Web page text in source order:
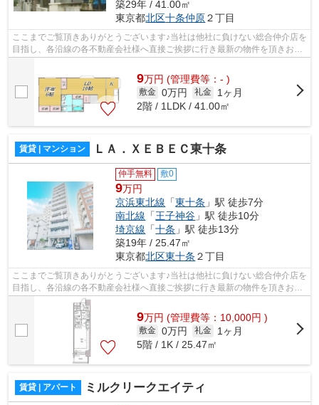
築29年 / 41.00㎡
東京都北区十条仲原２丁目
ここまでご覧頂きありがとうございます♪当社は他社に負けない総合仲介店を
目指し、各沿線の各不動産会社様へ直接ご挨拶に行き最新の物件を頂きお客
9万円 (管理費等：- )
敷金 0万円 礼金
1ヶ月
2階 / 1LDK / 41.00㎡
賃貸 | マンション ＬＡ．ＸＥＢＥＣ東十条
仲手無料 敷0
9万円
京浜東北線 「東十条 」駅 徒歩7分
南北線 「王子神谷 」駅 徒歩10分
埼京線 「十条 」駅 徒歩13分
築19年 / 25.47㎡
東京都北区東十条 ２丁目
ここまでご覧頂きありがとうございます♪当社は他社に負けない総合仲介店を
目指し、各沿線の各不動産会社様へ直接ご挨拶に行き最新の物件を頂きお客
様へ提供しております！最新の情報は...
9万円 (管理費等：10,000円 )
敷金 0万円 礼金
1ヶ月
5階 / 1K / 25.47㎡
賃貸 | アパート ミルクリークエイティ